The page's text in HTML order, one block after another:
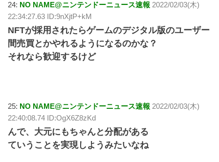
24: NO NAME@ニンテンドーニュース速報 2022/02/03(木)
22:34:27.63 ID:9nXjtP+kM
NFTが採用されたらゲームのデジタル版のユーザー
間売買とかやれるようになるのかな？
それなら歓迎するけど
25: NO NAME@ニンテンドーニュース速報 2022/02/03(木)
22:40:08.74 ID:OgX6Z8zKd
んで、大元にもちゃんと分配がある
ていうことを実現しようみたいなね